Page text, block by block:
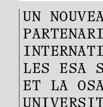
UN
LES ESA
ET LA